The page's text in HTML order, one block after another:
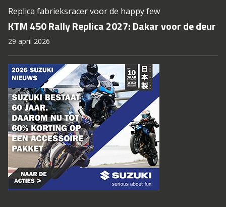
Replica fabrieksracer voor de happy few
KTM 450 Rally Replica 2027: Dakar voor de deur
29 april 2026